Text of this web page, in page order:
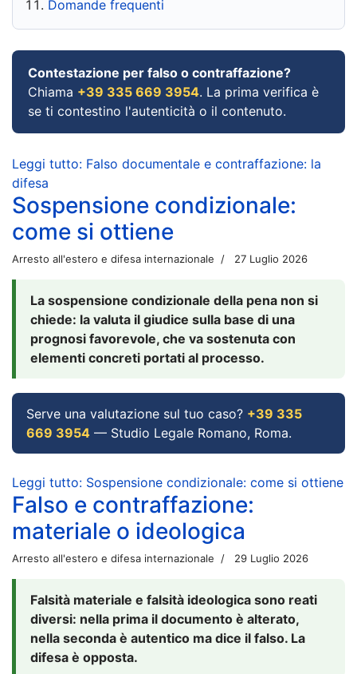
Domande frequenti
Contestazione per falso o contraffazione?
Chiama +39 335 669 3954. La prima verifica è
se ti contestino l'autenticità o il contenuto.
Leggi tutto: Falso documentale e contraffazione: la
difesa
Sospensione condizionale:
come si ottiene
Arresto all'estero e difesa internazionale 27 Luglio 2026
La sospensione condizionale della pena non si
chiede: la valuta il giudice sulla base di una
prognosi favorevole, che va sostenuta con
elementi concreti portati al processo.
Serve una valutazione sul tuo caso? +39 335
669 3954 — Studio Legale Romano, Roma.
Leggi tutto: Sospensione condizionale: come si ottiene
Falso e contraffazione:
materiale o ideologica
Arresto all'estero e difesa internazionale 29 Luglio 2026
Falsità materiale e falsità ideologica sono reati
diversi: nella prima il documento è alterato,
nella seconda è autentico ma dice il falso. La
difesa è opposta.